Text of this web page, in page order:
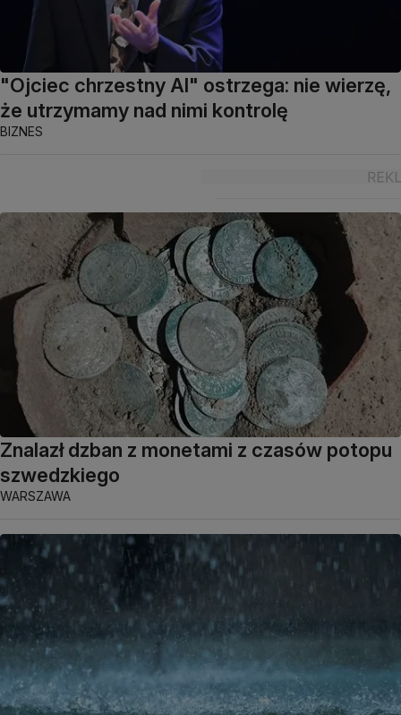
"Ojciec chrzestny AI" ostrzega: nie wierzę,
że utrzymamy nad nimi kontrolę
BIZNES
Znalazł dzban z monetami z czasów potopu
szwedzkiego
WARSZAWA